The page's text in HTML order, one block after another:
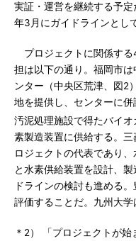
実証・運営を継続する予
年3月にガイドラインとし
プロジェクトに関係する
担は以下の通り。福岡市は
ンター（中央区荒津、図2
地を提供し、センターに併
汚泥処理施設で得たバイオ
素製造装置に供給する。
ロジェクトの代表であり
と水素供給装置を設計、製
ドラインの検討も進める
評価することだ。九州大学
＊2） 「プロジェクトが